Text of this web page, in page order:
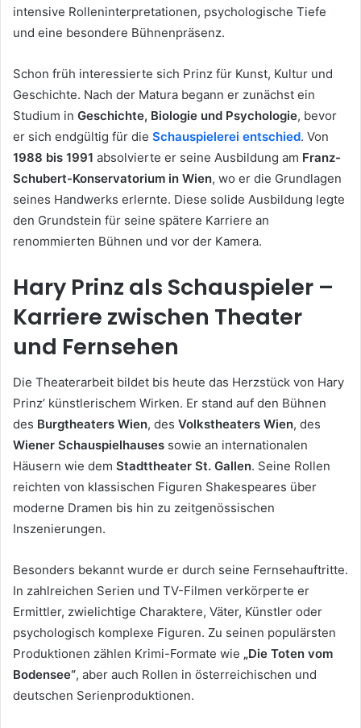
intensive Rolleninterpretationen, psychologische Tiefe
und eine besondere Bühnenpräsenz.
Schon früh interessierte sich Prinz für Kunst, Kultur und
Geschichte. Nach der Matura begann er zunächst ein
Studium in Geschichte, Biologie und Psychologie, bevor
er sich endgültig für die Schauspielerei entschied. Von
1988 bis 1991 absolvierte er seine Ausbildung am Franz-
Schubert-Konservatorium in Wien, wo er die Grundlagen
seines Handwerks erlernte. Diese solide Ausbildung legte
den Grundstein für seine spätere Karriere an
renommierten Bühnen und vor der Kamera.
Hary Prinz als Schauspieler –
Karriere zwischen Theater
und Fernsehen
Die Theaterarbeit bildet bis heute das Herzstück von Hary
Prinz’ künstlerischem Wirken. Er stand auf den Bühnen
des Burgtheaters Wien, des Volkstheaters Wien, des
Wiener Schauspielhauses sowie an internationalen
Häusern wie dem Stadttheater St. Gallen. Seine Rollen
reichten von klassischen Figuren Shakespeares über
moderne Dramen bis hin zu zeitgenössischen
Inszenierungen.
Besonders bekannt wurde er durch seine Fernsehauftritte.
In zahlreichen Serien und TV-Filmen verkörperte er
Ermittler, zwielichtige Charaktere, Väter, Künstler oder
psychologisch komplexe Figuren. Zu seinen populärsten
Produktionen zählen Krimi-Formate wie „Die Toten vom
Bodensee“, aber auch Rollen in österreichischen und
deutschen Serienproduktionen.